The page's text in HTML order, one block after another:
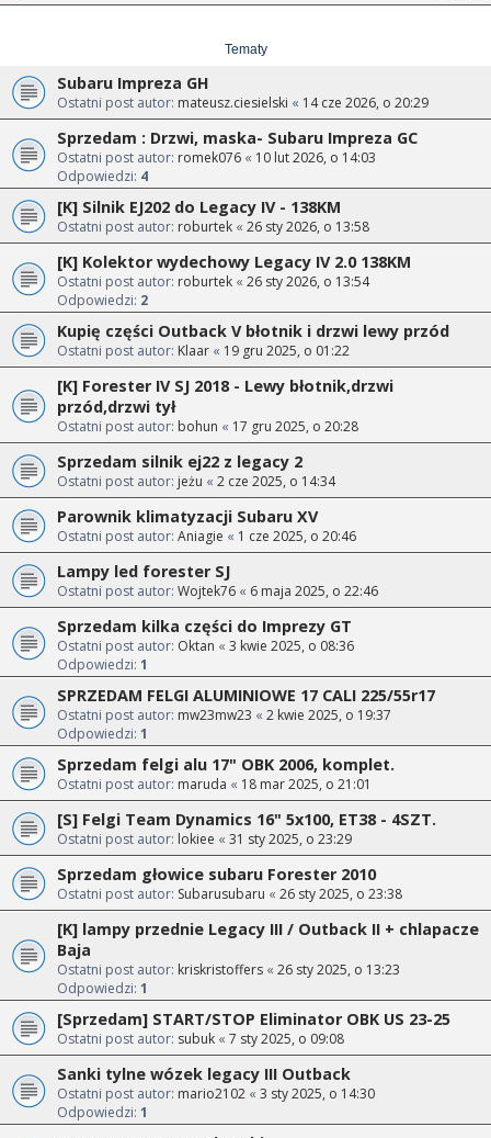
Tematy
Subaru Impreza GH
Ostatni post autor: mateusz.ciesielski « 14 cze 2026, o 20:29
Sprzedam : Drzwi, maska- Subaru Impreza GC
Ostatni post autor: romek076 « 10 lut 2026, o 14:03
Odpowiedzi: 4
[K] Silnik EJ202 do Legacy IV - 138KM
Ostatni post autor: roburtek « 26 sty 2026, o 13:58
[K] Kolektor wydechowy Legacy IV 2.0 138KM
Ostatni post autor: roburtek « 26 sty 2026, o 13:54
Odpowiedzi: 2
Kupię części Outback V błotnik i drzwi lewy przód
Ostatni post autor: Klaar « 19 gru 2025, o 01:22
[K] Forester IV SJ 2018 - Lewy błotnik,drzwi
przód,drzwi tył
Ostatni post autor: bohun « 17 gru 2025, o 20:28
Sprzedam silnik ej22 z legacy 2
Ostatni post autor: jeżu « 2 cze 2025, o 14:34
Parownik klimatyzacji Subaru XV
Ostatni post autor: Aniagie « 1 cze 2025, o 20:46
Lampy led forester SJ
Ostatni post autor: Wojtek76 « 6 maja 2025, o 22:46
Sprzedam kilka części do Imprezy GT
Ostatni post autor: Oktan « 3 kwie 2025, o 08:36
Odpowiedzi: 1
SPRZEDAM FELGI ALUMINIOWE 17 CALI 225/55r17
Ostatni post autor: mw23mw23 « 2 kwie 2025, o 19:37
Odpowiedzi: 1
Sprzedam felgi alu 17" OBK 2006, komplet.
Ostatni post autor: maruda « 18 mar 2025, o 21:01
[S] Felgi Team Dynamics 16" 5x100, ET38 - 4SZT.
Ostatni post autor: lokiee « 31 sty 2025, o 23:29
Sprzedam głowice subaru Forester 2010
Ostatni post autor: Subarusubaru « 26 sty 2025, o 23:38
[K] lampy przednie Legacy III / Outback II + chlapacze
Baja
Ostatni post autor: kriskristoffers « 26 sty 2025, o 13:23
Odpowiedzi: 1
[Sprzedam] START/STOP Eliminator OBK US 23-25
Ostatni post autor: subuk « 7 sty 2025, o 09:08
Sanki tylne wózek legacy III Outback
Ostatni post autor: mario2102 « 3 sty 2025, o 14:30
Odpowiedzi: 1